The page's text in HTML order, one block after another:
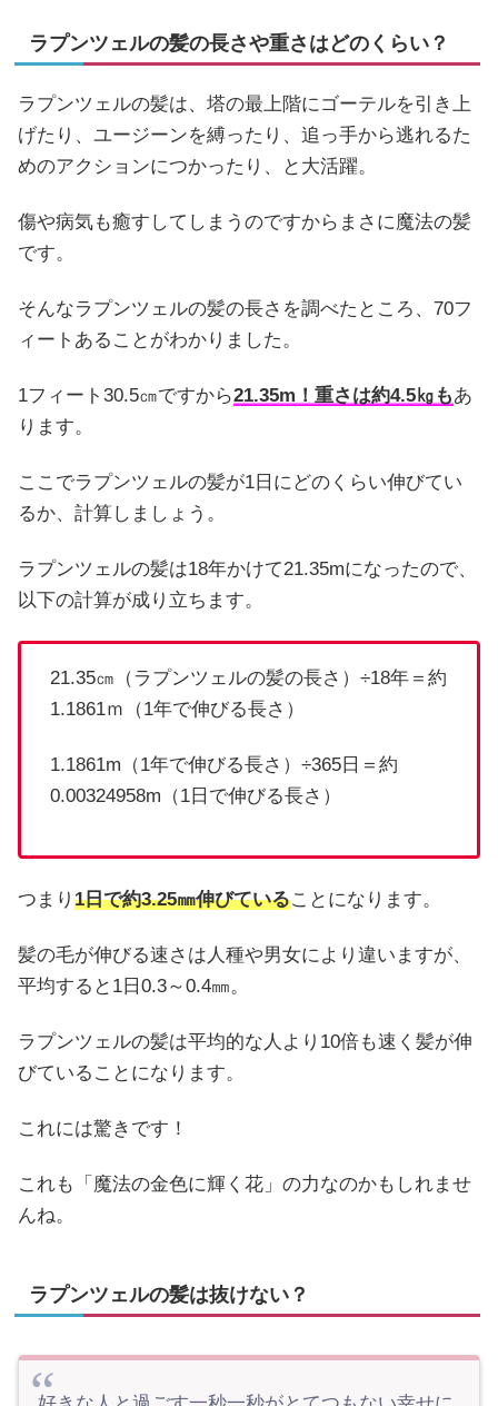
ラプンツェルの髪の長さや重さはどのくらい？
ラプンツェルの髪は、塔の最上階にゴーテルを引き上
げたり、ユージーンを縛ったり、追っ手から逃れるた
めのアクションにつかったり、と大活躍。
傷や病気も癒すしてしまうのですからまさに魔法の髪
です。
そんなラプンツェルの髪の長さを調べたところ、70フ
ィートあることがわかりました。
1フィート30.5㎝ですから21.35m！重さは約4.5㎏もあ
ります。
ここでラプンツェルの髪が1日にどのくらい伸びてい
るか、計算しましょう。
ラプンツェルの髪は18年かけて21.35mになったので、
以下の計算が成り立ちます。
21.35㎝（ラプンツェルの髪の長さ）÷18年＝約
1.1861ｍ（1年で伸びる長さ）
1.1861m（1年で伸びる長さ）÷365日＝約
0.00324958m（1日で伸びる長さ）
つまり 1日で約3.25㎜伸びていることになります。
髪の毛が伸びる速さは人種や男女により違いますが、
平均すると1日0.3～0.4㎜。
ラプンツェルの髪は平均的な人より10倍も速く髪が伸
びていることになります。
これには驚きです！
これも「魔法の金色に輝く花」の力なのかもしれませ
んね。
ラプンツェルの髪は抜けない？